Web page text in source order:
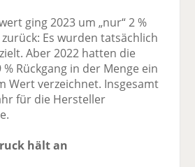
ging 2023 um „nur“ 2 %
zurück: Es wurden tatsächlich
Aber 2022 hatten die
Rückgang in der Menge ein
Wert verzeichnet. Insgesamt
für die Hersteller
hält an